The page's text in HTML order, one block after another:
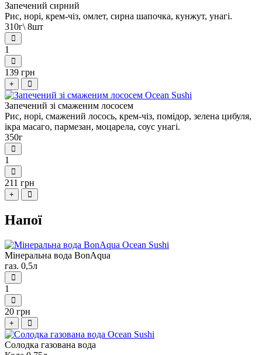
Запечений сирний
Рис, норі, крем-чіз, омлет, сирна шапочка, кунжут, унагі.
310г\ 8шт
1
139 грн
+
Запечений зі смаженим лососем
Рис, норі, смажений лосось, крем-чіз, помідор, зелена цибуля,
ікра масаго, пармезан, моцарела, соус унагі.
350г
1
211 грн
+
Напої
Мінеральна вода BonAqua
газ. 0,5л
1
20 грн
+
Солодка газована вода